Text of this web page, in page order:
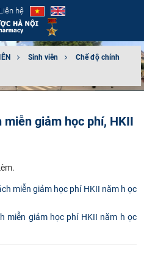
Liên hệ
Sinh viên
Chế độ chính
giảm học phí, HKII
miễn giảm học phí HKII năm h ọc